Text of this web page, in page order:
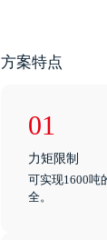
方案特点
01
力矩限制
可实现1600吨
全。